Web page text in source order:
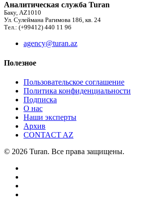
Аналитическая служба Turan
Баку, AZ1010
Ул. Сулеймана Рагимова 186, кв. 24
Тел.: (+99412) 440 11 96
agency@turan.az
Полезное
Пользовательское соглашение
Политика конфиденциальности
Подписка
О нас
Наши эксперты
Архив
CONTACT AZ
© 2026 Turan. Все права защищены.